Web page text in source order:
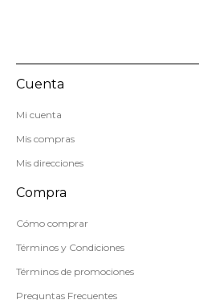
Cuenta
Mi cuenta
Mis compras
Mis direcciones
Compra
Cómo comprar
Términos y Condiciones
Términos de promociones
Preguntas Frecuentes